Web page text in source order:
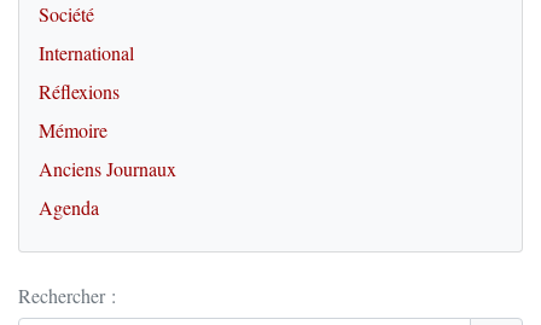
Société
International
Réflexions
Mémoire
Anciens Journaux
Agenda
Rechercher :